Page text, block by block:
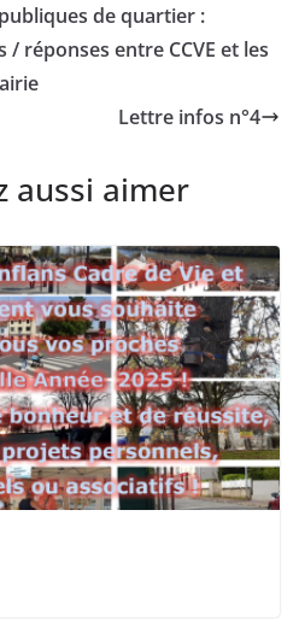
de quartier :
réponses entre CCVE et les
Lettre infos n°4
aussi aimer